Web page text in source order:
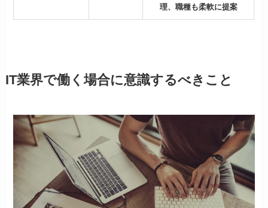
理、職種も柔軟に提案
IT業界で働く場合に意識するべきこと